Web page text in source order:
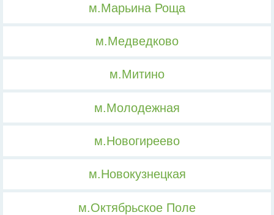
м.Марьина Роща
м.Медведково
м.Митино
м.Молодежная
м.Новогиреево
м.Новокузнецкая
м.Октябрьское Поле